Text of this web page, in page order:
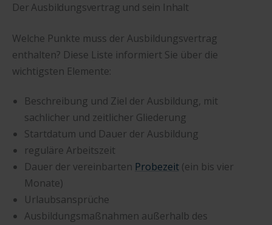
Der Ausbildungsvertrag und sein Inhalt
Welche Punkte muss der Ausbildungsvertrag
enthalten? Diese Liste informiert Sie über die
wichtigsten Elemente:
Beschreibung und Ziel der Ausbildung, mit
sachlicher und zeitlicher Gliederung
Startdatum und Dauer der Ausbildung
reguläre Arbeitszeit
Dauer der vereinbarten Probezeit (ein bis vier
Monate)
Urlaubsansprüche
Ausbildungsmaßnahmen außerhalb des